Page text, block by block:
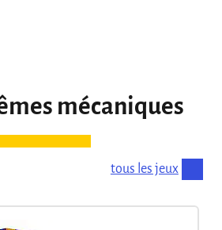
mécaniques
tous les jeux